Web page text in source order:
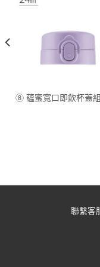
⑧ 蘊蜜寬口即飲杯蓋
聯繫客